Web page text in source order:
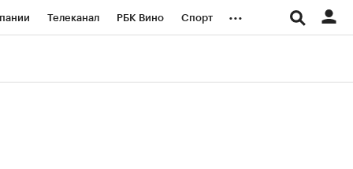
Телеканал РБК Вино Спорт ...